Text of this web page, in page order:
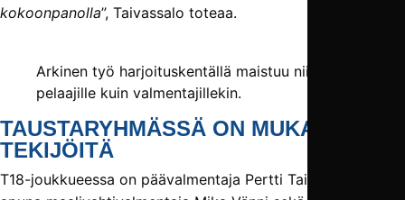
kokoonpanolla”, Taivassalo toteaa.
Arkinen työ harjoituskentällä maistuu niin
pelaajille kuin valmentajillekin.
TAUSTARYHMÄSSÄ ON MUKAVASTI
TEKIJÖITÄ
T18-joukkueessa on päävalmentaja Pertti Taivassalon